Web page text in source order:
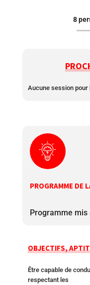
8
Aucune session pour
PROGRAMME DE
Programme
OBJECTIFS,
Être capable de
respectant les